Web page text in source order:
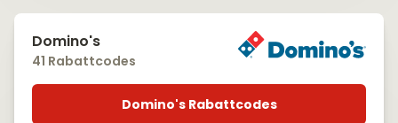
Domino's
41 Rabattcodes
Domino's Rabattcodes